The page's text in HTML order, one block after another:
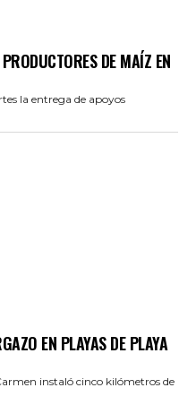
DE MAÍZ EN
la entrega de apoyos
EN PLAYAS DE PLAYA
instaló cinco kilómetros de